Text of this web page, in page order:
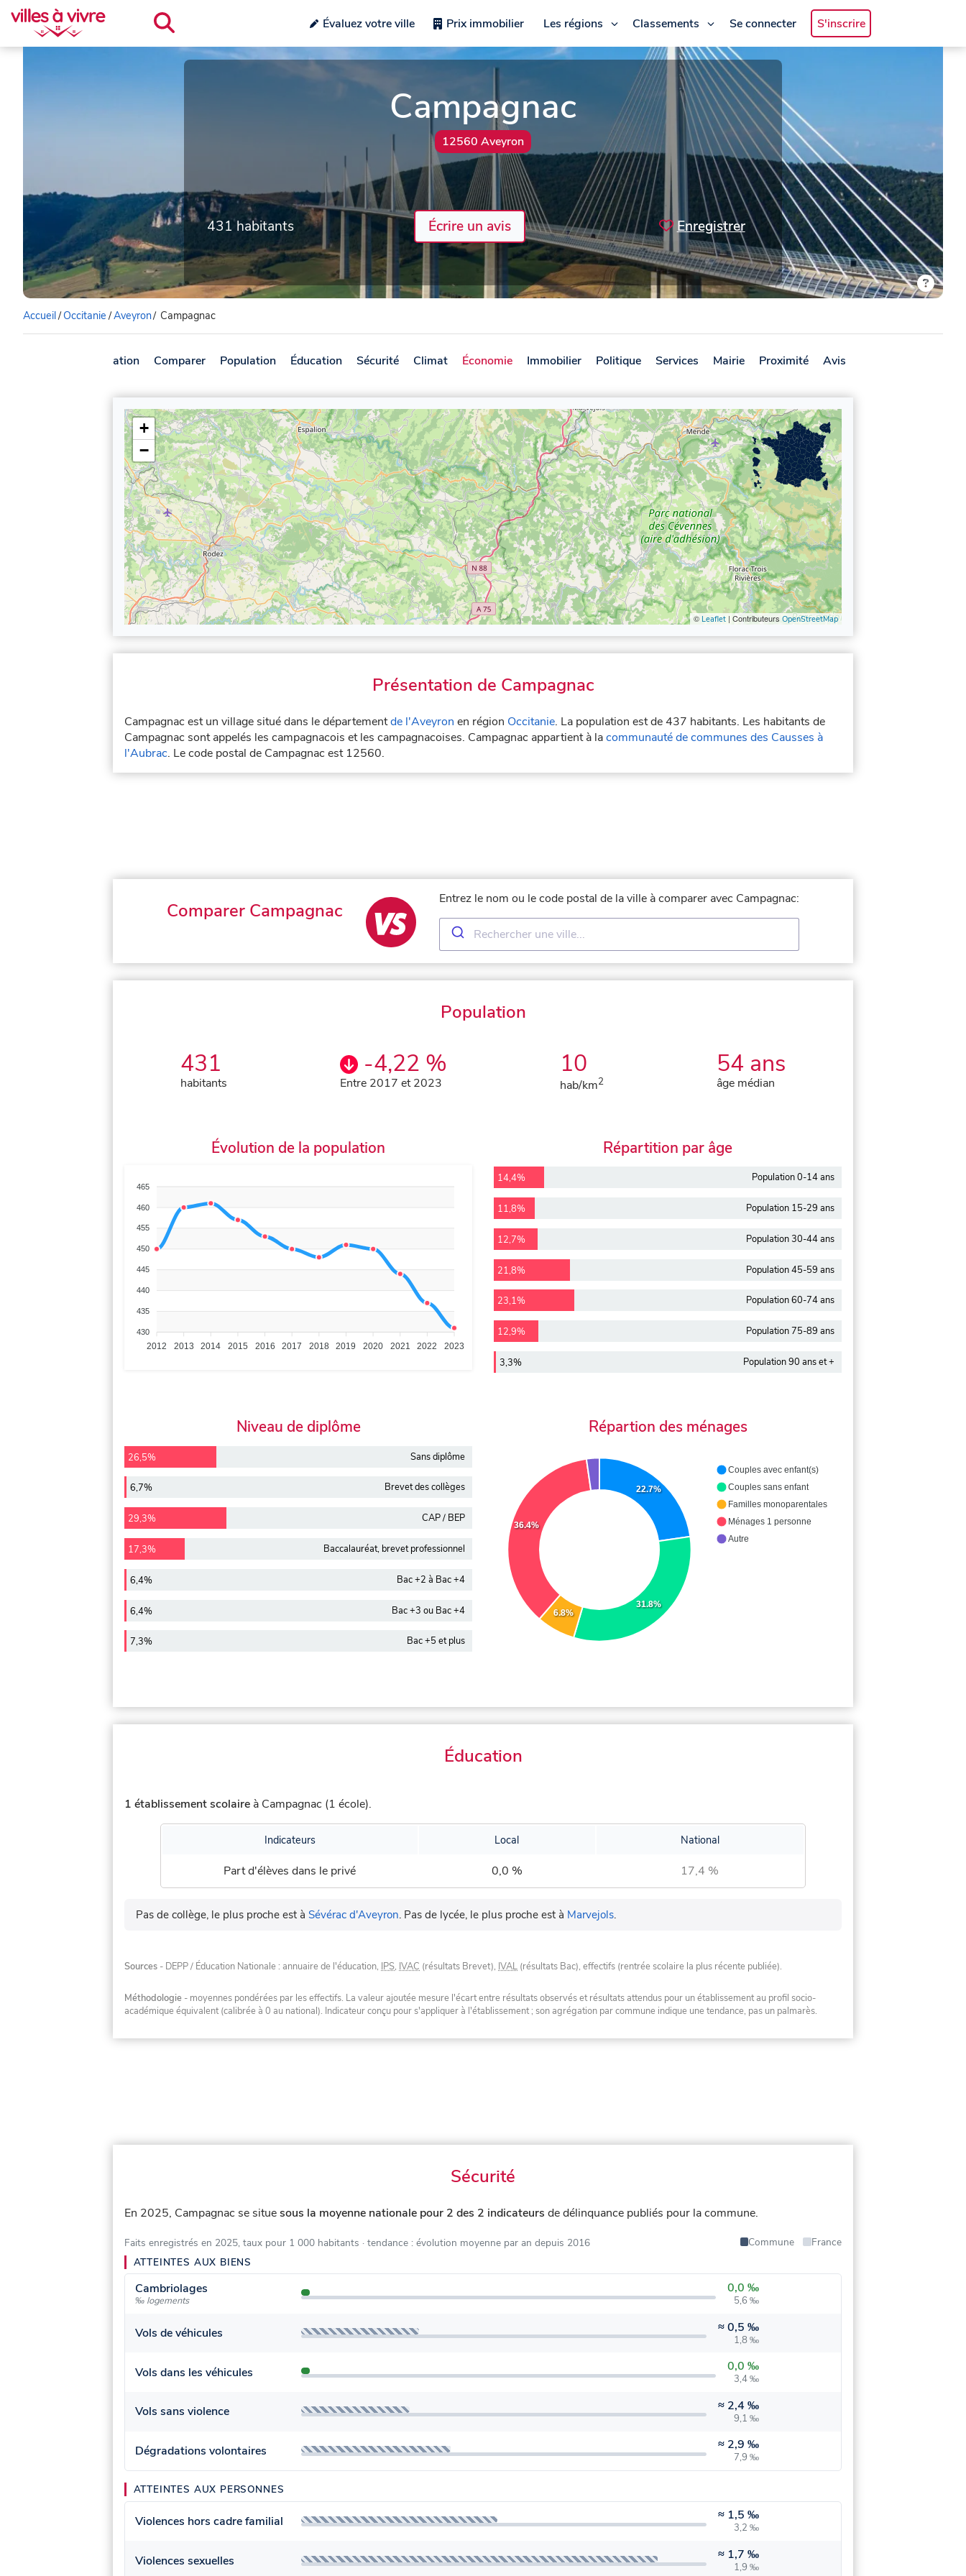
Évaluez votre ville Prix immobilier Les régions Classements Se connecter S'inscrire
Campagnac
12560 Aveyron
431 habitants Écrire un avis Enregistrer
Accueil/Occitanie/Aveyron/ Campagnac
Présentation Comparer Population Éducation Sécurité Climat Économie Immobilier Politique Services Mairie Proximité Avis
+
−
© Leaflet | Contributeurs OpenStreetMap
Présentation de Campagnac
Campagnac est un village situé dans le départementde l'Aveyron en région Occitanie. La population est de 437 habitants. Les habitants de
Campagnac sont appelés les campagnacois et les campagnacoises. Campagnac appartient à lacommunauté de communes des Causses à
l'Aubrac. Le code postal de Campagnac est 12560.
Comparer Campagnac
Entrez le nom ou le code postal de la ville à comparer avec Campagnac:
Population
431
habitants
-4,22 %
Entre 2017 et 2023
10
hab/km2
54 ans
âge médian
Évolution de la population
465
460
455
450
445
440
435
430
2012 2013 2014 2015 2016 2017 2018 2019 2020 2021 2022 2023
Répartition par âge
14,4% Population 0-14 ans
11,8% Population 15-29 ans
12,7% Population 30-44 ans
21,8% Population 45-59 ans
23,1% Population 60-74 ans
12,9% Population 75-89 ans
3,3% Population 90 ans et +
Niveau de diplôme
26,5% Sans diplôme
6,7% Brevet des collèges
29,3% CAP / BEP
17,3% Baccalauréat, brevet professionnel
6,4% Bac +2 à Bac +4
6,4% Bac +3 ou Bac +4
7,3% Bac +5 et plus
Répartion des ménages
22.7%
31.8%
6.8%
36.4%
Couples avec enfant(s)
Couples sans enfant
Familles monoparentales
Ménages 1 personne
Autre
Éducation
1 établissement scolaire à Campagnac (1 école).
Indicateurs Local National
Part d'élèves dans le privé 0,0 % 17,4 %
Pas de collège, le plus proche est à Sévérac d'Aveyron. Pas de lycée, le plus proche est à Marvejols.
Sources - DEPP / Éducation Nationale : annuaire de l'éducation, IPS, IVAC (résultats Brevet), IVAL (résultats Bac), effectifs (rentrée scolaire la plus récente publiée).
Méthodologie - moyennes pondérées par les effectifs. La valeur ajoutée mesure l'écart entre résultats observés et résultats attendus pour un établissement au profil socio-
académique équivalent (calibrée à 0 au national). Indicateur conçu pour s'appliquer à l'établissement ; son agrégation par commune indique une tendance, pas un palmarès.
Sécurité
En 2025, Campagnac se situesous la moyenne nationale pour 2 des 2 indicateurs de délinquance publiés pour la commune.
Faits enregistrés en 2025, taux pour 1 000 habitants · tendance : évolution moyenne par an depuis 2016 Commune
France
ATTEINTES AUX BIENS
Cambriolages
‰ logements
0,0 ‰
5,6 ‰
Vols de véhicules ≈0,5 ‰
1,8 ‰
Vols dans les véhicules 0,0 ‰
3,4 ‰
Vols sans violence ≈ 2,4 ‰
9,1 ‰
Dégradations volontaires ≈ 2,9 ‰
7,9 ‰
ATTEINTES AUX PERSONNES
Violences hors cadre familial ≈ 1,5 ‰
3,2 ‰
Violences sexuelles ≈ 1,7 ‰
1,9 ‰